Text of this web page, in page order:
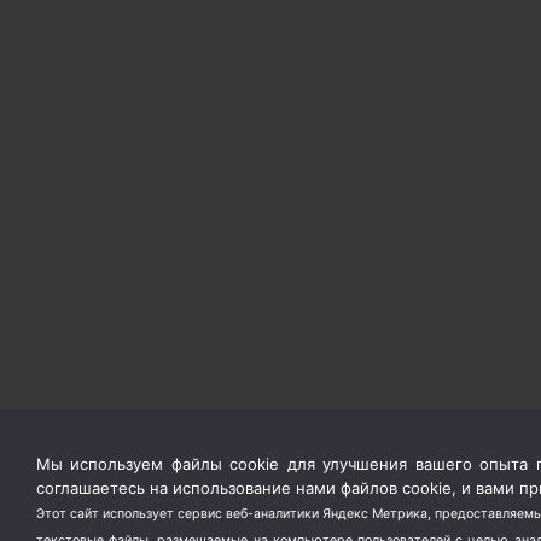
Мы используем файлы cookie для улучшения вашего опыта
соглашаетесь на использование нами файлов cookie, и вами
Этот сайт использует сервис веб-аналитики Яндекс Метрика,